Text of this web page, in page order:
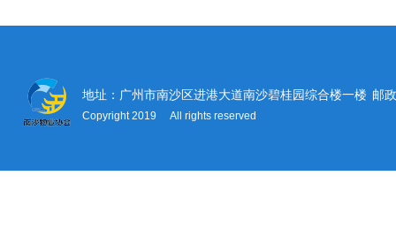
地址：广州市南沙区进港大道南沙碧桂园综合楼一楼 邮
Copyright 2019 All rights reserved